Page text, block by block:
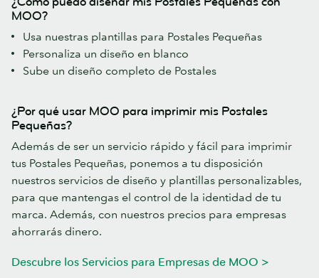
MOO?
Usa nuestras plantillas para Postales Pequeñas
Personaliza un diseño en blanco
Sube un diseño completo de Postales
¿Por qué usar MOO para imprimir mis Postales
Pequeñas?
Además de ser un servicio rápido y fácil para imprimir
tus Postales Pequeñas, ponemos a tu disposición
nuestros servicios de diseño y plantillas personalizables,
para que mantengas el control de la identidad de tu
marca. Además, con nuestros precios para empresas
ahorrarás dinero.
Descubre los Servicios para Empresas de MOO >